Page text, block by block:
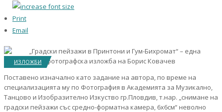
Print
Email
ИЗЛОЖБИ
Поставено изначално като задание на автора, по време на
специализацията му по Фотография в Академията за Музикално,
Танцово и Изобразително Изкуство гр.Пловдив, т.нар. „снимане на
градски пейзажи със средно-форматна камера, 6х6см“ неволно